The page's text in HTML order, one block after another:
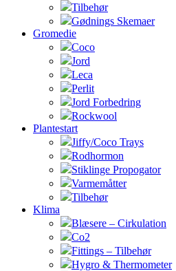
Tilbehør
Gødnings Skemaer
Gromedie
Coco
Jord
Leca
Perlit
Jord Forbedring
Rockwool
Plantestart
Jiffy/Coco Trays
Rodhormon
Stiklinge Propogator
Varmemåtter
Tilbehør
Klima
Blæsere – Cirkulation
Co2
Fittings – Tilbehør
Hygro & Thermometer